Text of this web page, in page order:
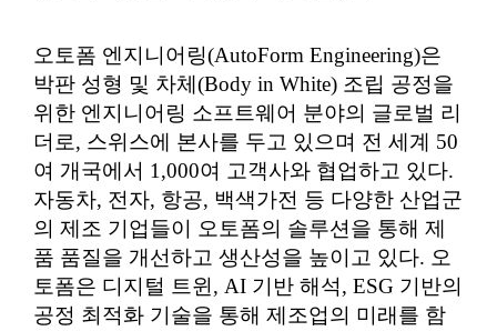
오토폼 엔지니어링(AutoForm Engineering)은
박판 성형 및 차체(Body in White) 조립 공정을
위한 엔지니어링 소프트웨어 분야의 글로벌 리
더로, 스위스에 본사를 두고 있으며 전 세계 50
여 개국에서 1,000여 고객사와 협업하고 있다.
자동차, 전자, 항공, 백색가전 등 다양한 산업군
의 제조 기업들이 오토폼의 솔루션을 통해 제
품 품질을 개선하고 생산성을 높이고 있다. 오
토폼은 디지털 트윈, AI 기반 해석, ESG 기반의
공정 최적화 기술을 통해 제조업의 미래를 함